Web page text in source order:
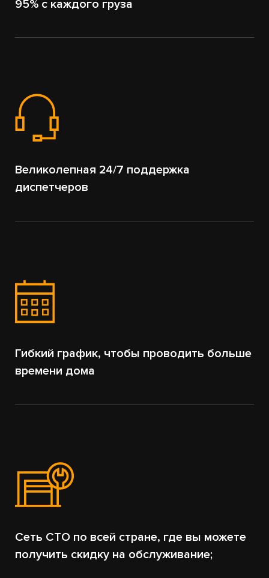
95% с каждого груза
Великолепная 24/7 поддержка
диспетчеров
Гибкий график, чтобы проводить больше
времени дома
Сеть СТО по всей стране, где вы можете
получить скидку на обслуживание;